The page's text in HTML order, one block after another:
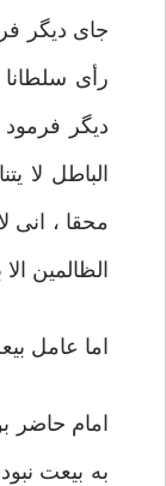
جای ديگر
رأی
ديگر
الباطل لا
محقا ، انی
الظالمين
اما عامل
امام حاضر
به بيعت